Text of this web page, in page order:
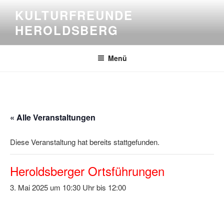
springen
KULTURFREUNDE
HEROLDSBERG
Menü
« Alle Veranstaltungen
Diese Veranstaltung hat bereits stattgefunden.
Heroldsberger Ortsführungen
3. Mai 2025 um 10:30 bis 12:00